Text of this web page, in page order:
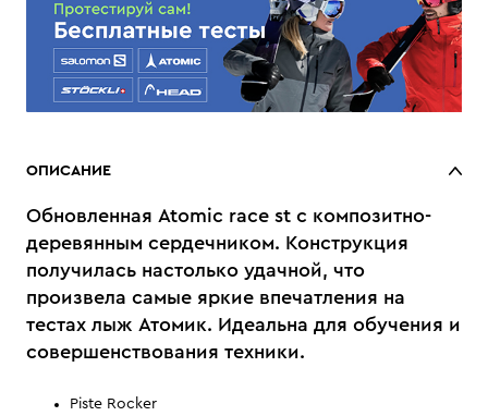
ОПИСАНИЕ
Oбновленная Atomic race st с композитно-
деревянным сердечником. Конструкция
получилась настолько удачной, что
произвела самые яркие впечатления на
тестах лыж Атомик. Идеальна для обучения и
совершенствования техники.
Piste Rocker